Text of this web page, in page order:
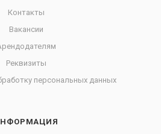
Контакты
Вакансии
Реквизиты
персональных данных